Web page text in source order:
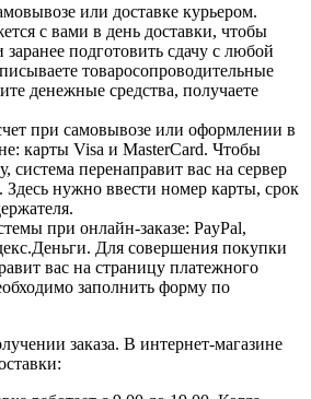
или доставке курьером.
с вами в день доставки, чтобы
заранее подготовить сдачу с любой
товаросопроводительные
денежные средства, получаете
при самовывозе или оформлении в
карты Visa и MasterCard. Чтобы
система перенаправит вас на сервер
нужно ввести номер карты, срок
при онлайн-заказе: PayPal,
Для совершения покупки
вас на страницу платежного
заполнить форму по
заказа. В интернет-магазине